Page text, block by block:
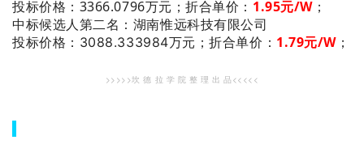
投标价格：3366.0796万元；折合单价： 1.95元/W；
中标候选人第二名 ：湖南惟远科技有限公司
投标价格：3088.333984万元；折合单价： 1.79元/W；
>>>>>坎 德 拉 学 院 整 理 出 品<<<<<